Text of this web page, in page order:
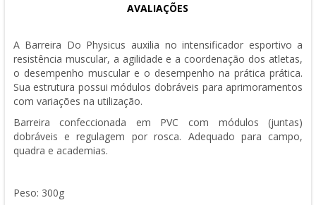
AVALIAÇÕES
A Barreira Do Physicus auxilia no intensificador esportivo a
resistência muscular, a agilidade e a coordenação dos atletas,
o desempenho muscular e o desempenho na prática prática.
Sua estrutura possui módulos dobráveis ​​para aprimoramentos
com variações na utilização.
Barreira confeccionada em PVC com módulos (juntas)
dobráveis ​​e regulagem por rosca. Adequado para campo,
quadra e academias.
Peso: 300g